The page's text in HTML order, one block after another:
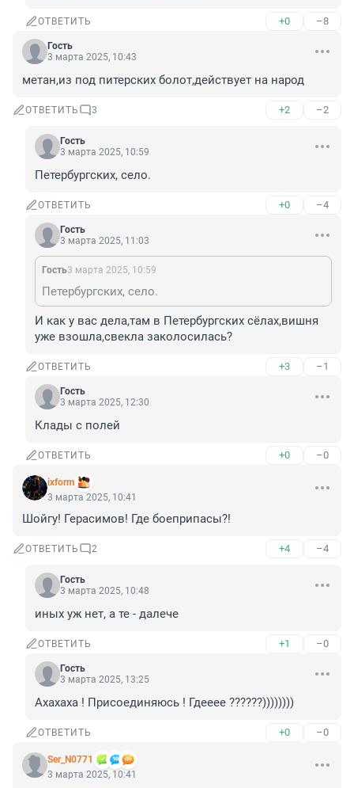
ОТВЕТИТЬ +0 –8
Гость
3 марта 2025, 10:43
метан,из под питерских болот,действует на народ
ОТВЕТИТЬ 3 +2 –2
Гость
3 марта 2025, 10:59
Петербургских, село.
ОТВЕТИТЬ +0 –4
Гость
3 марта 2025, 11:03
Гость3 марта 2025, 10:59
Петербургских, село.
И как у вас дела,там в Петербургских сёлах,вишня
уже взошла,свекла заколосилась?
ОТВЕТИТЬ +3 –1
Гость
3 марта 2025, 12:30
Клады с полей
ОТВЕТИТЬ +0 –0
ixform
3 марта 2025, 10:41
Шойгу! Герасимов! Где боеприпасы?!
ОТВЕТИТЬ 2 +4 –4
Гость
3 марта 2025, 10:48
иных уж нет, а те - далече
ОТВЕТИТЬ +1 –0
Гость
3 марта 2025, 13:25
Ахахаха ! Присоединяюсь ! Гдееее ??????))))))))
ОТВЕТИТЬ +0 –0
Ser_N0771
3 марта 2025, 10:41